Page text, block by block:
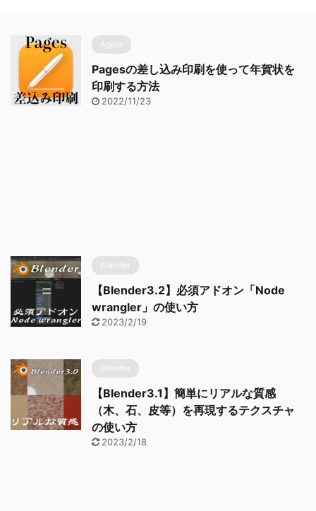
Apple
Pagesの差し込み印刷を使って年賀状を
印刷する方法
2022/11/23
Blender
【Blender3.2】必須アドオン「Node
wrangler」の使い方
2023/2/19
Blender
【Blender3.1】簡単にリアルな質感
（木、石、皮等）を再現するテクスチャ
の使い方
2023/2/18